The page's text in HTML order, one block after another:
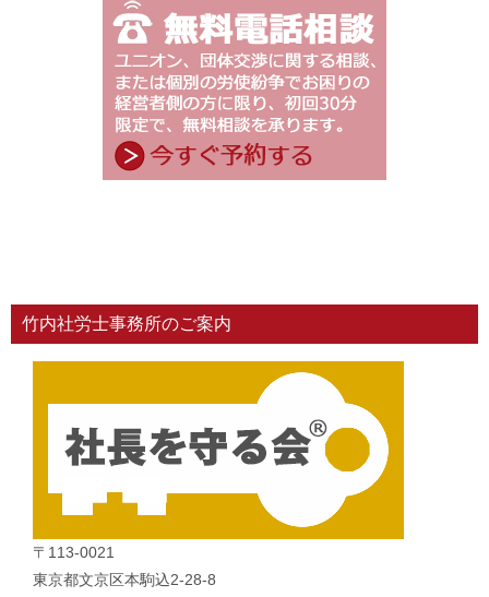
竹内社労士事務所のご案内
〒113-0021
東京都文京区本駒込2-28-8